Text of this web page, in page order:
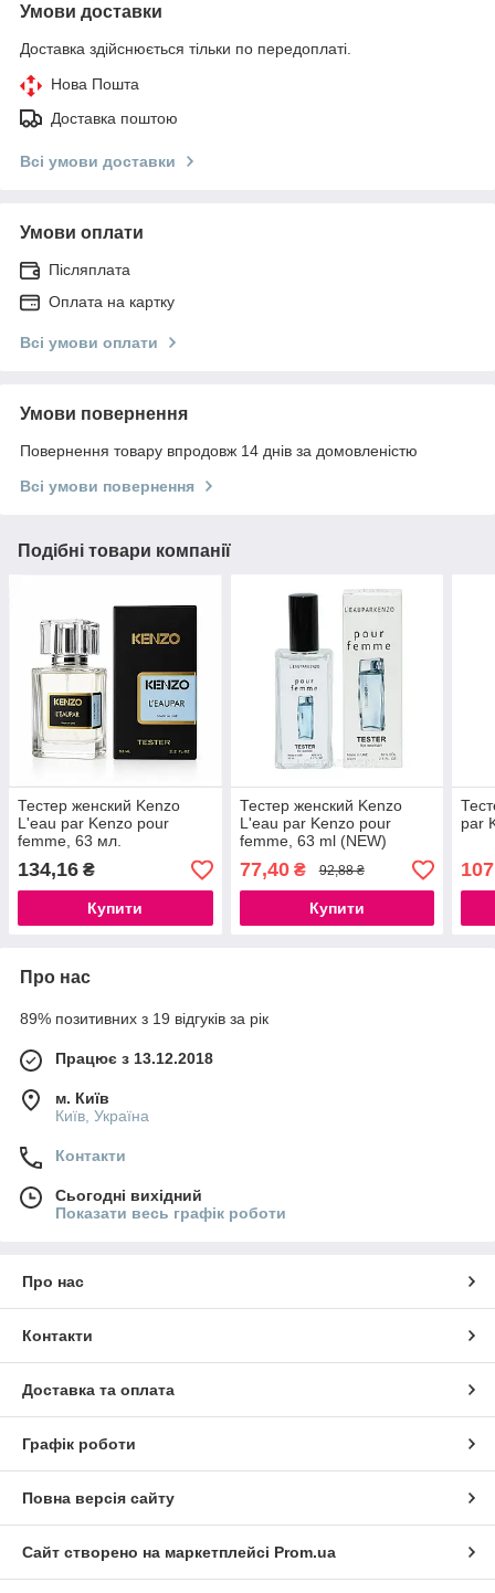
Умови доставки
Доставка здійснюється тільки по передоплаті.
Нова Пошта
Доставка поштою
Всі умови доставки
Умови оплати
Післяплата
Оплата на картку
Всі умови оплати
Умови повернення
Повернення товару впродовж 14 днів за домовленістю
Всі умови повернення
Подібні товари компанії
Тестер женский Kenzo
L'eau par Kenzo pour
femme, 63 мл.
134,16 ₴
Купити
Тестер женский Kenzo
L'eau par Kenzo pour
femme, 63 ml (NEW)
77,40₴ 92,88 ₴
Купити
par
Про нас
89% позитивних з 19 відгуків за рік
Працює з 13.12.2018
м. Київ
Київ, Україна
Контакти
Сьогодні вихідний
Показати весь графік роботи
Про нас
Контакти
Доставка та оплата
Графік роботи
Повна версія сайту
Сайт створено на маркетплейсі Prom.ua